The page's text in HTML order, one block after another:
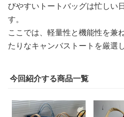
びやすいトートバッグは忙しい
す。
ここでは、軽量性と機能性を兼
たりなキャンバストートを厳選
今回紹介する商品一覧